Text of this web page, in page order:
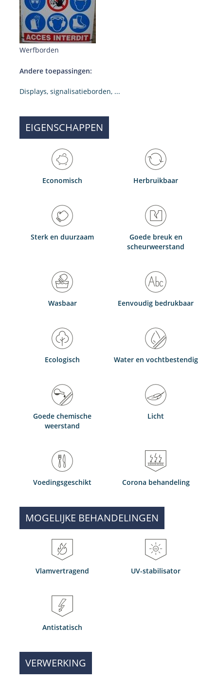
Werfborden
Andere toepassingen:
Displays, signalisatieborden, ...
EIGENSCHAPPEN
Economisch Herbruikbaar
Sterk en duurzaam
Goede breuk en
scheurweerstand
Wasbaar Eenvoudig bedrukbaar
Ecologisch Water en vochtbestendig
Goede chemische
weerstand
Licht
Voedingsgeschikt Corona behandeling
MOGELIJKE BEHANDELINGEN
Vlamvertragend UV-stabilisator
Antistatisch
VERWERKING